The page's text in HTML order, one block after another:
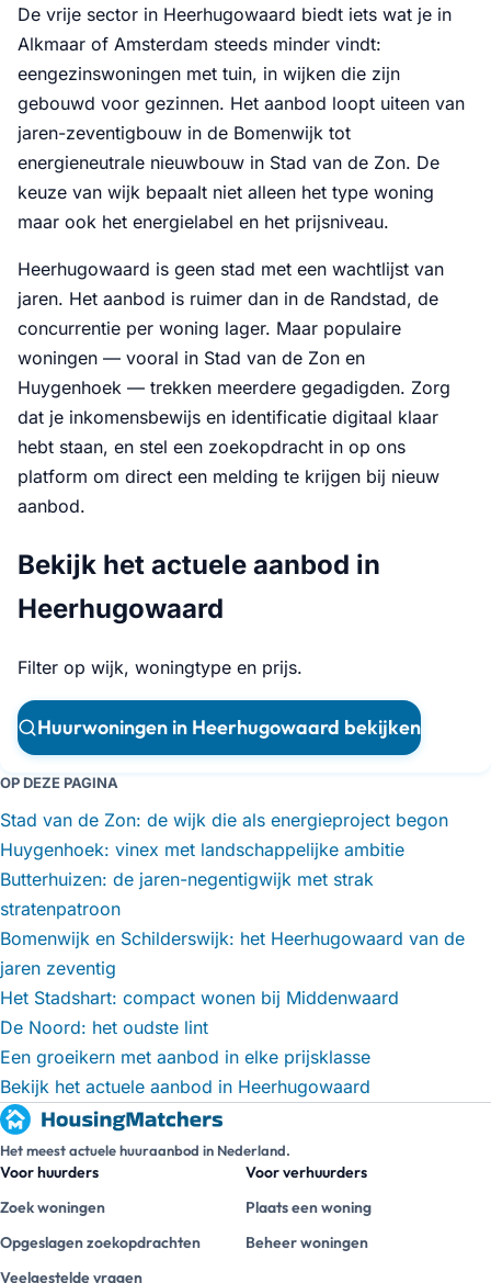
De vrije sector in Heerhugowaard biedt iets wat je in
Alkmaar of Amsterdam steeds minder vindt:
eengezinswoningen met tuin, in wijken die zijn
gebouwd voor gezinnen. Het aanbod loopt uiteen van
jaren-zeventigbouw in de Bomenwijk tot
energieneutrale nieuwbouw in Stad van de Zon. De
keuze van wijk bepaalt niet alleen het type woning
maar ook het energielabel en het prijsniveau.
Heerhugowaard is geen stad met een wachtlijst van
jaren. Het aanbod is ruimer dan in de Randstad, de
concurrentie per woning lager. Maar populaire
woningen — vooral in Stad van de Zon en
Huygenhoek — trekken meerdere gegadigden. Zorg
dat je inkomensbewijs en identificatie digitaal klaar
hebt staan, en stel een zoekopdracht in op ons
platform om direct een melding te krijgen bij nieuw
aanbod.
Bekijk het actuele aanbod in
Heerhugowaard
Filter op wijk, woningtype en prijs.
Huurwoningen in Heerhugowaard bekijken
OP DEZE PAGINA
Stad van de Zon: de wijk die als energieproject begon
Huygenhoek: vinex met landschappelijke ambitie
Butterhuizen: de jaren-negentigwijk met strak
stratenpatroon
Bomenwijk en Schilderswijk: het Heerhugowaard van de
jaren zeventig
Het Stadshart: compact wonen bij Middenwaard
De Noord: het oudste lint
Een groeikern met aanbod in elke prijsklasse
Bekijk het actuele aanbod in Heerhugowaard
Het meest actuele huuraanbod in Nederland.
Voor huurders
Zoek woningen
Opgeslagen zoekopdrachten
Veelgestelde vragen
Voor verhuurders
Plaats een woning
Beheer woningen